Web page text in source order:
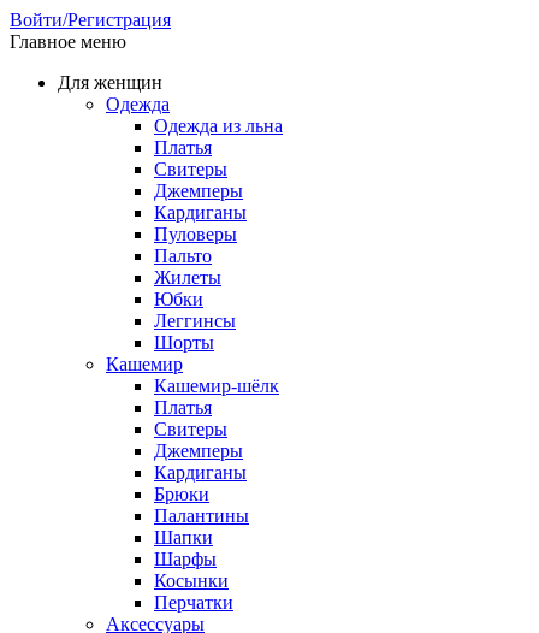
Войти/Регистрация
Главное меню
Для женщин
Одежда
Одежда из льна
Платья
Свитеры
Джемперы
Кардиганы
Пуловеры
Пальто
Жилеты
Юбки
Леггинсы
Шорты
Кашемир
Кашемир-шёлк
Платья
Свитеры
Джемперы
Кардиганы
Брюки
Палантины
Шапки
Шарфы
Косынки
Перчатки
Аксессуары